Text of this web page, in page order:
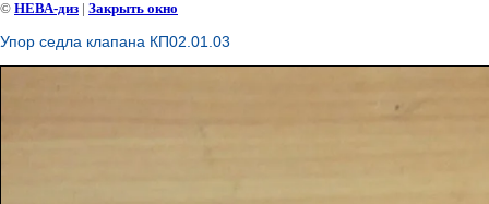
© НЕВА-диз | Закрыть окно
Упор седла клапана КП02.01.03